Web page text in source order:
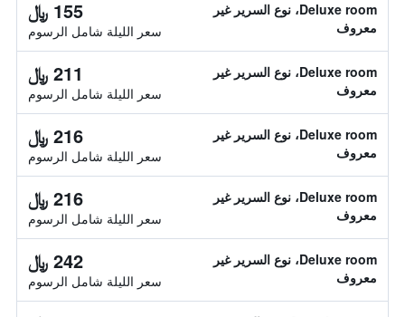
Deluxe room، نوع السرير غير
معروف
155 ﷼
سعر الليلة شامل الرسوم
Deluxe room، نوع السرير غير
معروف
211 ﷼
سعر الليلة شامل الرسوم
Deluxe room، نوع السرير غير
معروف
216 ﷼
سعر الليلة شامل الرسوم
Deluxe room، نوع السرير غير
معروف
216 ﷼
سعر الليلة شامل الرسوم
Deluxe room، نوع السرير غير
معروف
242 ﷼
سعر الليلة شامل الرسوم